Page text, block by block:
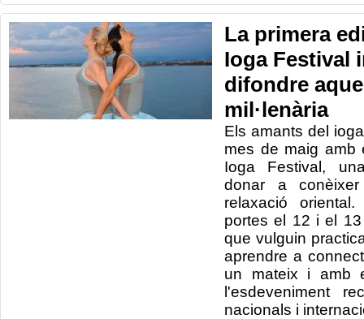
La primera
Ioga Festival
difondre
mil·lenària
Els amants del
mes de maig amb
Ioga Festival,
donar a
relaxació
portes el 12 i el
que vulguin
aprendre a
un mateix i amb
l'esdeveniment
nacionals i